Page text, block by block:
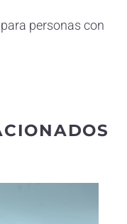
personas con